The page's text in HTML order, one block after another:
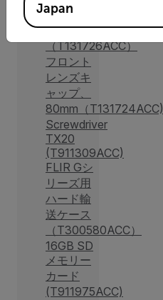
ンズキャ
ップ
（T131726ACC）
フロント
レンズキ
ャップ、
80mm（T131724ACC)
Screwdriver
TX20
(T911309ACC)
FLIR Gシ
リーズ用
ハード輸
送ケース
（T300580ACC）
16GB SD
メモリー
カード
(T911975ACC)
Japan